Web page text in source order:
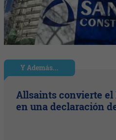
Y Además...
Allsaints convierte el
en una declaración